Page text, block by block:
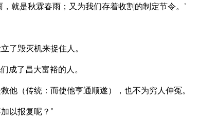
就是秋霖春雨；又为我们存着收割的制定节令。’
了毁灭机来捉住人。
成了昌大富裕的人。
（传统：而使他亨通顺遂），也不为穷人伸冤。
以报复呢？”